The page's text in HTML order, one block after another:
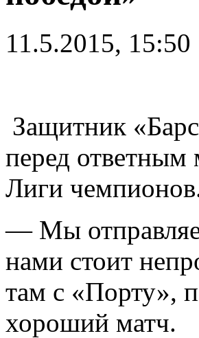
11.5.2015, 15:50
Защитник
перед ответным
Лиги
— Мы
нами стоит
там с «Порту»,
хороший матч.